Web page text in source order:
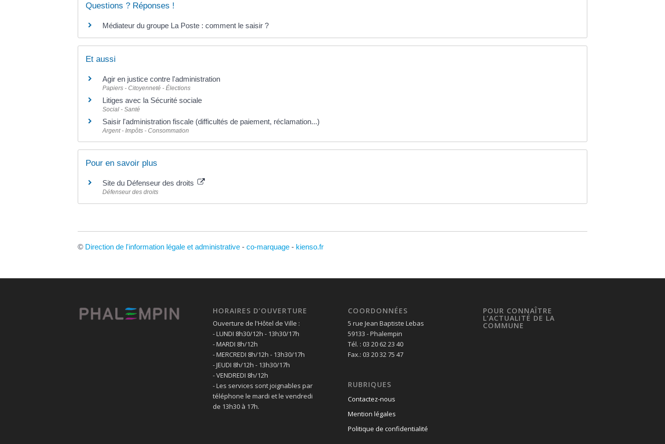
Questions ? Réponses !
Médiateur du groupe La Poste : comment le saisir ?
Et aussi
Agir en justice contre l'administration
Papiers - Citoyenneté - Élections
Litiges avec la Sécurité sociale
Social - Santé
Saisir l'administration fiscale (difficultés de paiement, réclamation...)
Argent - Impôts - Consommation
Pour en savoir plus
Site du Défenseur des droits
Défenseur des droits
© Direction de l'information légale et administrative - co-marquage - kienso.fr
HORAIRES D’OUVERTURE
Ouverture de l'Hôtel de Ville :
- LUNDI 8h30/12h - 13h30/17h
- MARDI 8h/12h
- MERCREDI 8h/12h - 13h30/17h
- JEUDI 8h/12h - 13h30/17h
- VENDREDI 8h/12h
- Les services sont joignables par
téléphone le mardi et le vendredi
de 13h30 à 17h.
COORDONNÉES
5 rue Jean Baptiste Lebas
59133 - Phalempin
Tél. : 03 20 62 23 40
Fax.: 03 20 32 75 47
RUBRIQUES
Contactez-nous
Mention légales
Politique de confidentialité
POUR CONNAÎTRE
L’ACTUALITÉ DE LA
COMMUNE